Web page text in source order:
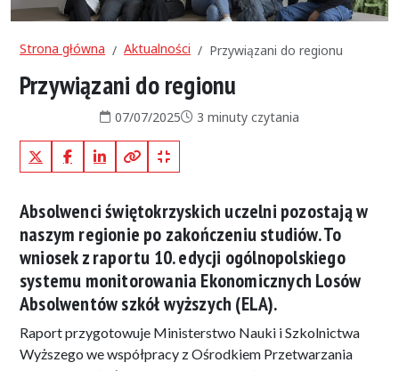
Strona główna Aktualności Przywiązani do regionu
Przywiązani do regionu
Data publikacji:
07/07/2025Czas czytania:
3 minuty czytania
X (Twitter)FacebookLinkedInKopiuj pełny link
Kopiuj krótki link
Absolwenci świętokrzyskich uczelni pozostają w
naszym regionie po zakończeniu studiów. To
wniosek z raportu 10. edycji ogólnopolskiego
systemu monitorowania Ekonomicznych Losów
Absolwentów szkół wyższych (ELA).
Raport przygotowuje Ministerstwo Nauki i Szkolnictwa
Wyższego we współpracy z Ośrodkiem Przetwarzania